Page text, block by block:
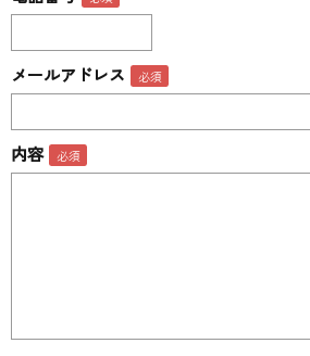
メールアドレス
内容